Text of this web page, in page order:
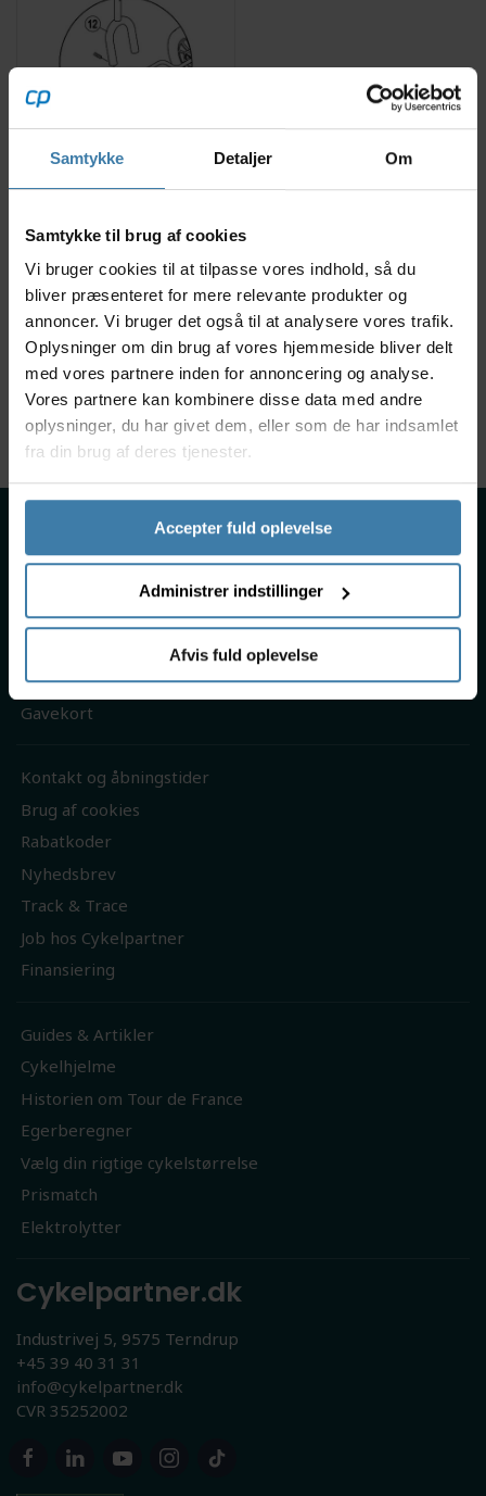
Samtykke Detaljer Om
Samtykke til brug af cookies
Vi bruger cookies til at tilpasse vores indhold, så du
bliver præsenteret for mere relevante produkter og
annoncer. Vi bruger det også til at analysere vores trafik.
Oplysninger om din brug af vores hjemmeside bliver delt
med vores partnere inden for annoncering og analyse.
Vores partnere kan kombinere disse data med andre
oplysninger, du har givet dem, eller som de har indsamlet
fra din brug af deres tjenester.
Accepter fuld oplevelse
Administrer indstillinger
Afvis fuld oplevelse
Pedal til Winther
49,00kr.
4 på lager
Viser 1 til 3 af 3 40
Handelsbetingelser
Persondatapolitik
Fragt & levering
Reklamation
Gavekort
Kontakt og åbningstider
Brug af cookies
Rabatkoder
Nyhedsbrev
Track & Trace
Job hos Cykelpartner
Finansiering
Guides & Artikler
Cykelhjelme
Historien om Tour de France
Egerberegner
Vælg din rigtige cykelstørrelse
Prismatch
Elektrolytter
Cykelpartner.dk
Industrivej 5, 9575 Terndrup
+45 39 40 31 31
info@cykelpartner.dk
CVR 35252002